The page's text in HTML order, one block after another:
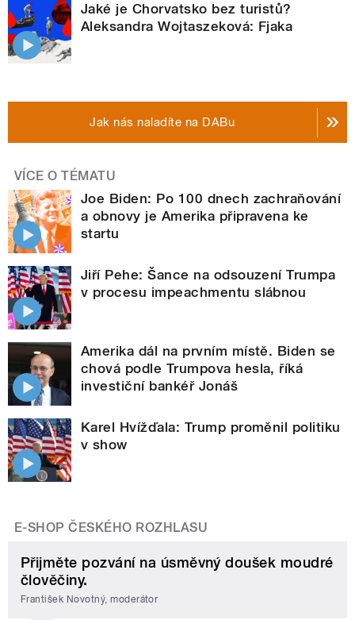
Jaké je Chorvatsko bez turistů?
Aleksandra Wojtaszeková: Fjaka
Jak nás naladíte na DABu
VÍCE O TÉMATU
Joe Biden: Po 100 dnech zachraňování
a obnovy je Amerika připravena ke
startu
Jiří Pehe: Šance na odsouzení Trumpa
v procesu impeachmentu slábnou
Amerika dál na prvním místě. Biden se
chová podle Trumpova hesla, říká
investiční bankéř Jonáš
Karel Hvížďala: Trump proměnil politiku
v show
E-SHOP ČESKÉHO ROZHLASU
Přijměte pozvání na úsměvný doušek moudré
člověčiny.
František Novotný, moderátor